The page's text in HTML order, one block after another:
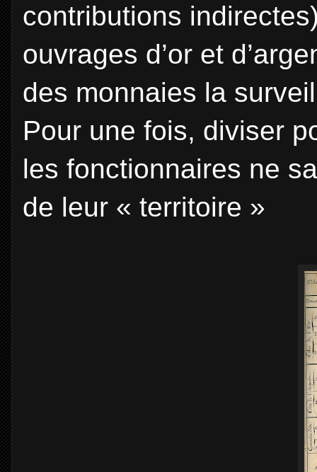
contributions
ouvrages d’or et
des monnaies la
Pour une fois, diviser
les fonctionnaires ne
de leur « territoire »